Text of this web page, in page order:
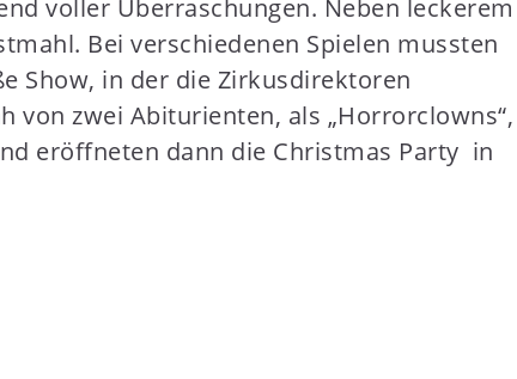
voller Überraschungen. Neben leckerem
Bei verschiedenen Spielen mussten
Show, in der die Zirkusdirektoren
von zwei Abiturienten, als „Horrorclowns“,
eröffneten dann die Christmas Party in